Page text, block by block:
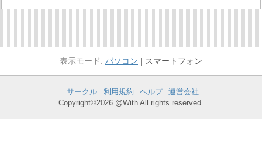
パソコン スマートフォン
サークル 利用規約 ヘルプ
運営会社
Copyright©2026 @With All rights reserved.